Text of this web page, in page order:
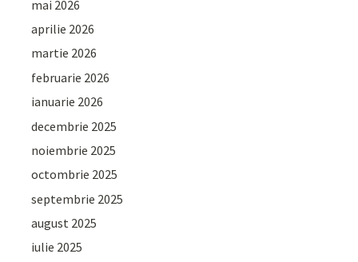
mai 2026
aprilie 2026
martie 2026
februarie 2026
ianuarie 2026
decembrie 2025
noiembrie 2025
octombrie 2025
septembrie 2025
august 2025
iulie 2025